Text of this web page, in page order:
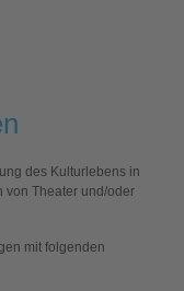
des Kulturlebens in
von Theater und/oder
mit folgenden